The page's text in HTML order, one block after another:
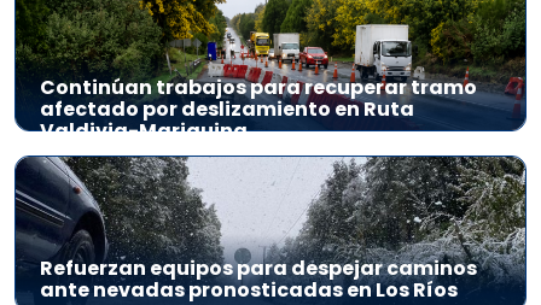
Continúan trabajos para recuperar tramo
afectado por deslizamiento en Ruta
Valdivia-Mariquina
Refuerzan equipos para despejar caminos
ante nevadas pronosticadas en Los Ríos